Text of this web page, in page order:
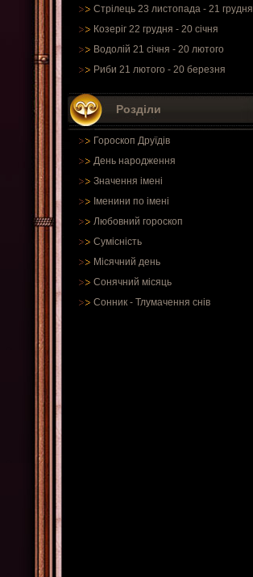
Стрілець 23 листопада - 21 грудня
Козеріг 22 грудня - 20 січня
Водолій 21 січня - 20 лютого
Риби 21 лютого - 20 березня
Розділи
Гороскоп Друїдів
День народження
Значення імені
Іменини по імені
Любовний гороскоп
Сумісність
Місячний день
Сонячний місяць
Сонник - Тлумачення снів